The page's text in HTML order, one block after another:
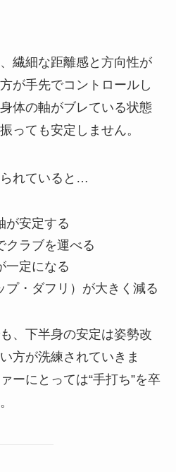
繊細な距離感と方向性が
が手先でコントロールし
体の軸がブレている状態
っても安定しません。
れていると…
が安定する
クラブを運べる
一定になる
プ・ダフリ）が大きく減る
、下半身の安定は姿勢改
方が洗練されていきま
ーにとっては“手打ち”を卒